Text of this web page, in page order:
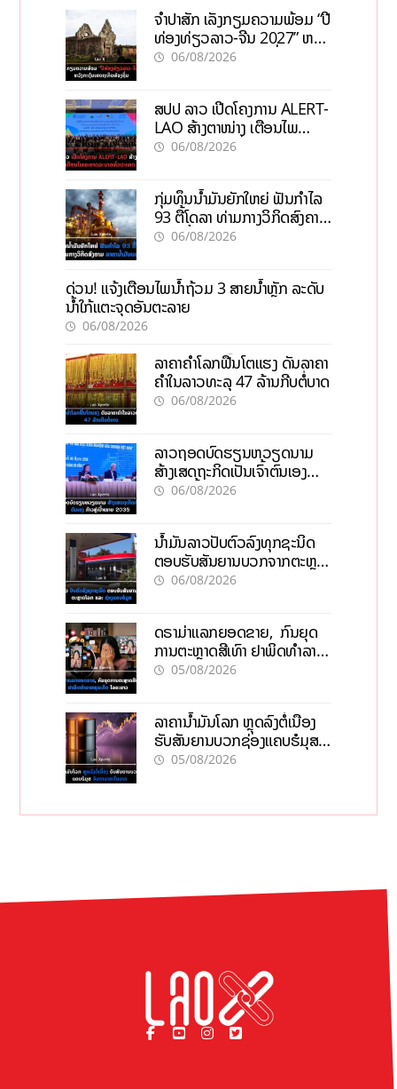
ຈຳປາສັກ ເລັ່ງກຽມຄວາມພ້ອມ “ປີ
ທ່ອງທ່ຽວລາວ-ຈີນ 2027” ຫວັງ
ກະຕຸ້ນເສດຖະກິດທ້ອງຖິ່ນ
06/08/2026
ສປປ ລາວ ເປີດໂຄງການ ALERT-
LAO ສ້າງຕາໜ່າງ ເຕືອນໄພ
ພະຍາດລະບາດທົ່ວປະເທດ
06/08/2026
ກຸ່ມທຶນນ້ຳມັນຍັກໃຫຍ່ ຟັນກຳໄລ
93 ຕື້ໂດລາ ທ່າມກາງວິກິດສົງຄາມ
ລາຄານໍ້າມັນແພງ
06/08/2026
ດ່ວນ! ແຈ້ງເຕືອນໄພນໍ້າຖ້ວມ 3 ສາຍນໍ້າຫຼັກ ລະດັບ
ນໍ້າໃກ້ແຕະຈຸດອັນຕະລາຍ
06/08/2026
ລາຄາຄຳໂລກຟື້ນໂຕແຮງ ດັນລາຄາ
ຄຳໃນລາວທະລຸ 47 ລ້ານກີບຕໍ່ບາດ
06/08/2026
ລາວຖອດບົດຮຽນຫວຽດນາມ
ສ້າງເສດຖະກິດເປັນເຈົ້າຕົນເອງ
ກ້າວສູ່ເປົ້າໝາຍ 2035
06/08/2026
ນໍ້າມັນລາວປັບຕົວລົງທຸກຊະນິດ
ຕອບຮັບສັນຍານບວກຈາກຕະຫຼາດ
ໂລກ ແລະ ຊ່ອງແຄບຮໍມູສ
06/08/2026
ດຣາມ່າແລກຍອດຂາຍ, ກົນຍຸດ
ການຕະຫຼາດສີເທົາ ຢາພິດທຳລາຍ
ທຸລະກິດ ໄລຍະຍາວ
05/08/2026
ລາຄານ້ຳມັນໂລກ ຫຼຸດລົງຕໍ່ເນື່ອງ
ຮັບສັນຍານບວກຊ່ອງແຄບຮໍມຸສ
ຈັບຕາລາຄາໃນລາວ
05/08/2026